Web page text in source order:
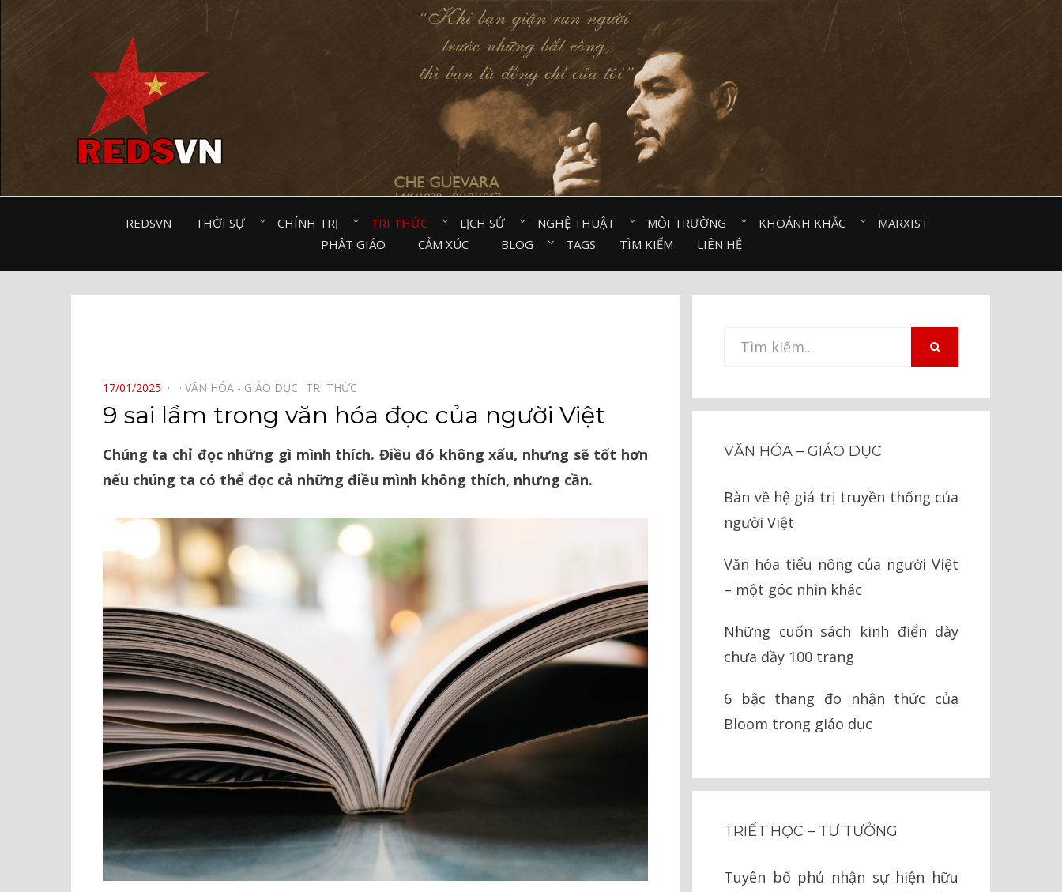
REDSVN THỜI SỰ⠀ CHÍNH TRỊ⠀ TRI THỨC⠀ LỊCH SỬ⠀ NGHỆ THUẬT⠀ MÔI TRƯỜNG⠀ KHOẢNH KHẮC⠀
MARXIST⠀
PHẬT GIÁO⠀
CẢM XÚC⠀ BLOG⠀ TAGS TÌM KIẾM LIÊN HỆ
POSTED
ON
17/01/2025 VĂN HÓA - GIÁO DỤC⠀ TRI THỨC⠀
9 sai lầm trong văn hóa đọc của người Việt
Chúng ta chỉ đọc những gì mình thích. Điều đó không xấu, nhưng sẽ tốt hơn
nếu chúng ta có thể đọc cả những điều mình không thích, nhưng cần.
Tìm
VĂN HÓA – GIÁO DỤC
Bàn về hệ giá trị truyền thống của
người Việt
Văn hóa tiểu nông của người Việt
– một góc nhìn khác
Những cuốn sách kinh điển dày
chưa đầy 100 trang
6 bậc thang đo nhận thức của
Bloom trong giáo dục
TRIẾT HỌC – TƯ TƯỞNG
Tuyên bố phủ nhận sự hiện hữu